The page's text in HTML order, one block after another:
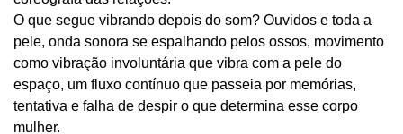
O que segue vibrando depois do som? Ouvidos e toda a
pele, onda sonora se espalhando pelos ossos, movimento
como vibração involuntária que vibra com a pele do
espaço, um fluxo contínuo que passeia por memórias,
tentativa e falha de despir o que determina esse corpo
mulher.